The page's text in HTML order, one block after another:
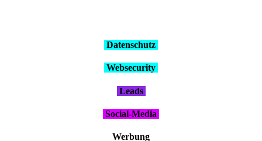
Daten­schutz
Web­se­cu­ri­ty
Leads
Social-Media
Wer­bung